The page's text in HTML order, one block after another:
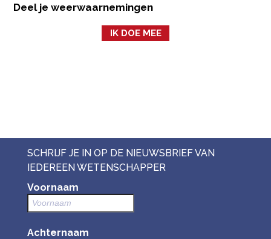
Deel je weerwaarnemingen
IK DOE MEE
SCHRIJF JE IN OP DE NIEUWSBRIEF VAN
IEDEREEN WETENSCHAPPER
Voornaam
Achternaam